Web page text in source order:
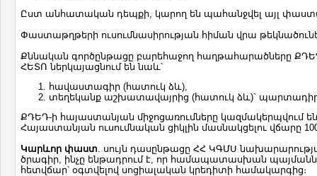
Ըստ անհատական դեպքի, կարող են պահանջվել այլ
Փաստաթղթերի ուսումնասիրության հիման վրա
Քննական գործընթացը բարեհաջող հաղթահարածները
ՀԵՏՈ ներկայացնում են նաև՝
հավաստագիր (հատուկ ձև),
տեղեկանք աշխատավայրից (հատուկ ձև)`
ՔԴԵԴ-ի հայաստանյան միջոցառումները կազմակերպվում
Հայաստանյան ուսումնական ցիկլին մասնակցելու վճարը
Կարևոր փաստ. սույն դասընթացը ՀՀ ԿԳՄՍ
ծրագիր, ինչը ենթադրում է, որ համապատասխան
հետվճար՝ օգտվելով սոցիալական կրեդիտի համակարգից։